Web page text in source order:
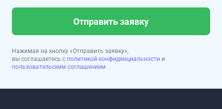
Отправить заявку
Нажимая на кнопку «Отправить заявку»,
вы соглашаетесь с политикой конфиденциальности и
пользовательским соглашением